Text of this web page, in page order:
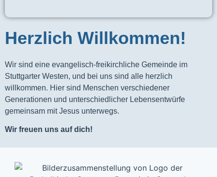
Herzlich Willkommen!
Wir sind eine evangelisch-freikirchliche Gemeinde im
Stuttgarter Westen, und bei uns sind alle herzlich
willkommen. Hier sind Menschen verschiedener
Generationen und unterschiedlicher Lebensentwürfe
gemeinsam mit Jesus unterwegs.
Wir freuen uns auf dich!